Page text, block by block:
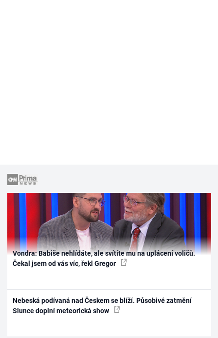
Vondra: Babiše nehlídáte, ale svítíte mu na uplácení voličů.
Čekal jsem od vás víc, řekl Gregor
Nebeská podívaná nad Českem se blíží. Působivé zatmění
Slunce doplní meteorická show